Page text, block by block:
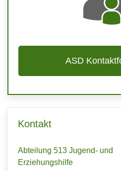
ASD
Kontakt
Abteilung 513 Jugend- und
Erziehungshilfe